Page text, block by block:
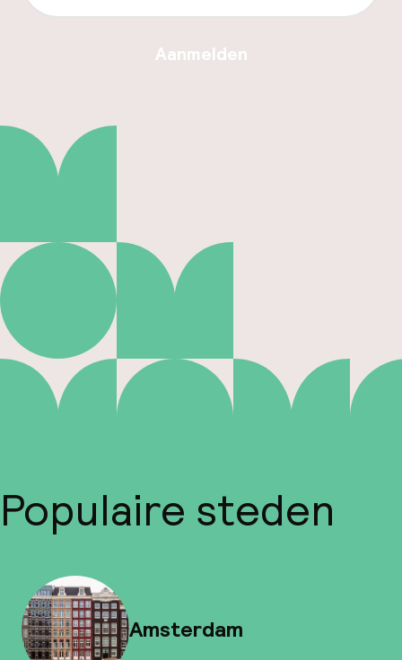
Aanmelden
Populaire steden
Amsterdam